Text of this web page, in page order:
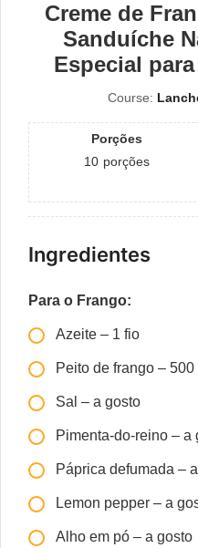
Creme de
Sanduíche
Especial
Course:
Porções
10 porções
Ingredientes
Para o Frango:
Azeite – 1 fio
Peito de frango – 500
Sal – a gosto
Pimenta-do-reino – a
Páprica defumada –
Lemon pepper – a
Alho em pó – a gosto